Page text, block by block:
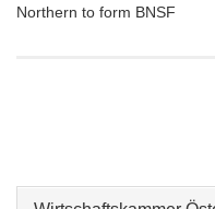
Northern to form BNSF